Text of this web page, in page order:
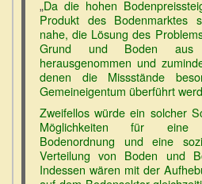
„Da die hohen
Produkt des Bodenmarktes
nahe, die Lösung des
Grund und Boden aus
herausgenommen und
denen die Missstände
Gemeineigentum überführt
Zweifellos würde ein solcher
Möglichkeiten für eine
Bodenordnung und eine
Verteilung von Boden und
Indessen wären mit der